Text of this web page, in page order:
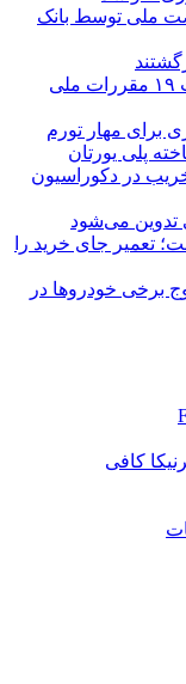
واحد نهضت ملی توسط بانک
تمدید اجرای همزمان دو ویرایش مبحث ۱۹ مقررات ملی
برای مهار تورم
پلی یورتان
در دکوراسیون
تدوین می‌شود
تعمیر جای خرید را
برخی خودروها در
کافی